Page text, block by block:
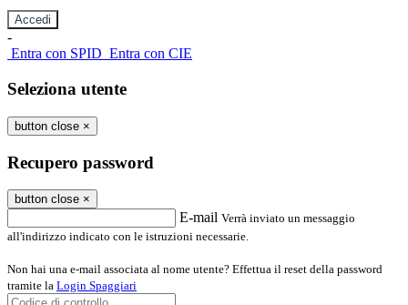
-
Entra con SPID Entra con CIE
Seleziona utente
button close ×
Recupero password
button close ×
E-mail Verrà inviato un messaggio
all'indirizzo indicato con le istruzioni necessarie.
Non hai una e-mail associata al nome utente? Effettua il reset della password
tramite la Login Spaggiari